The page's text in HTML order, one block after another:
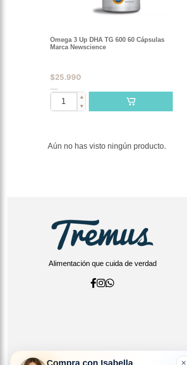
Omega 3 Up DHA TG 600 60 Cápsulas
Marca Newscience
$25.990
▲
▼
Aún no has visto ningún producto.
Alimentación que cuida de verdad